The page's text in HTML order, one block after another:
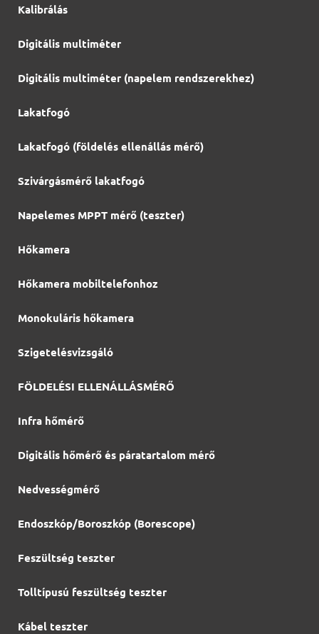
Kalibrálás
Digitális multiméter
Digitális multiméter (napelem rendszerekhez)
Lakatfogó
Lakatfogó (földelés ellenállás mérő)
Szivárgásmérő lakatfogó
Napelemes MPPT mérő (teszter)
Hőkamera
Hőkamera mobiltelefonhoz
Monokuláris hőkamera
Szigetelésvizsgáló
FÖLDELÉSI ELLENÁLLÁSMÉRŐ
Infra hőmérő
Digitális hőmérő és páratartalom mérő
Nedvességmérő
Endoszkóp/Boroszkóp (Borescope)
Feszültség teszter
Tolltípusú feszültség teszter
Kábel teszter